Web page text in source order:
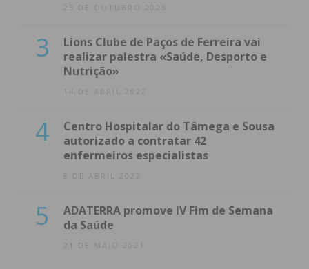
23 DE OUTUBRO 2023
3
Lions Clube de Paços de Ferreira vai
realizar palestra «Saúde, Desporto e
Nutrição»
14 DE ABRIL 2022
4
Centro Hospitalar do Tâmega e Sousa
autorizado a contratar 42
enfermeiros especialistas
8 DE ABRIL 2022
5
ADATERRA promove IV Fim de Semana
da Saúde
21 DE MAIO 2021